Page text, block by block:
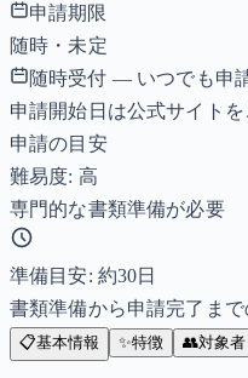
申請期限
随時・未定
随時受付 — いつでも申
申請開始日は公式サイト
申請の目安
難易度: 高
専門的な書類準備が必要
準備目安: 約30日
書類準備から申請完了ま
📋基本情報 ✨特徴 👥対象者